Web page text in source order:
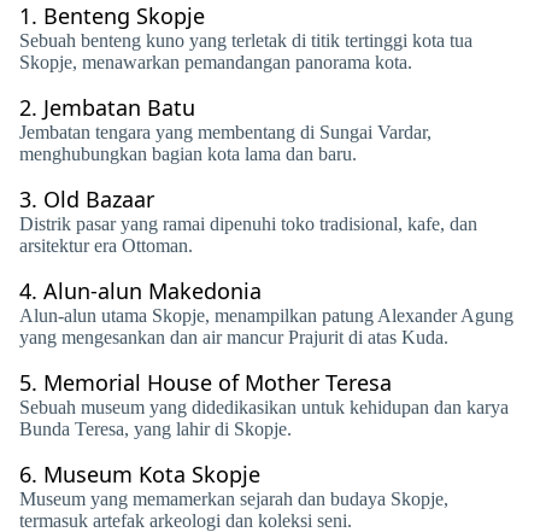
1. Benteng Skopje
Sebuah benteng kuno yang terletak di titik tertinggi kota tua
Skopje, menawarkan pemandangan panorama kota.
2. Jembatan Batu
Jembatan tengara yang membentang di Sungai Vardar,
menghubungkan bagian kota lama dan baru.
3. Old Bazaar
Distrik pasar yang ramai dipenuhi toko tradisional, kafe, dan
arsitektur era Ottoman.
4. Alun-alun Makedonia
Alun-alun utama Skopje, menampilkan patung Alexander Agung
yang mengesankan dan air mancur Prajurit di atas Kuda.
5. Memorial House of Mother Teresa
Sebuah museum yang didedikasikan untuk kehidupan dan karya
Bunda Teresa, yang lahir di Skopje.
6. Museum Kota Skopje
Museum yang memamerkan sejarah dan budaya Skopje,
termasuk artefak arkeologi dan koleksi seni.